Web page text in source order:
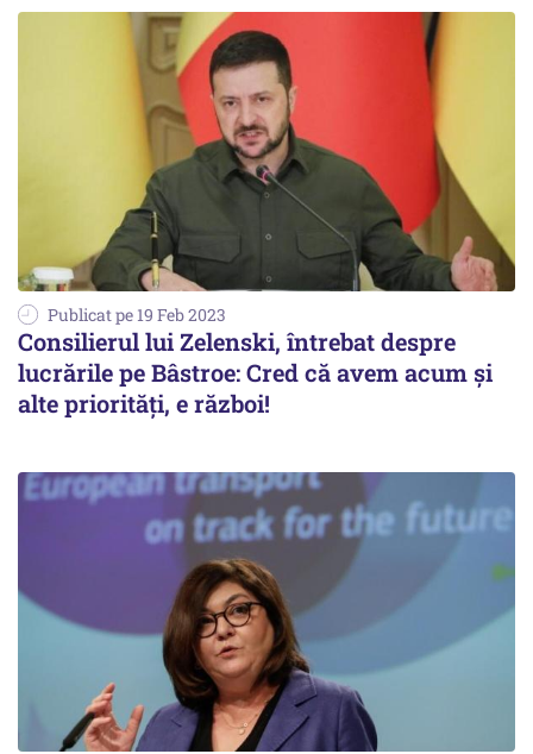
Publicat pe 19 Feb 2023
Consilierul lui Zelenski, întrebat despre
lucrările pe Bâstroe: Cred că avem acum și
alte priorități, e război!